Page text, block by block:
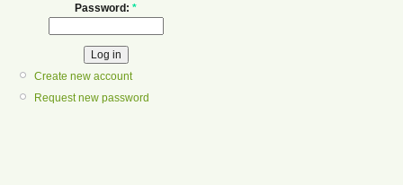
Password: *
Create new account
Request new password